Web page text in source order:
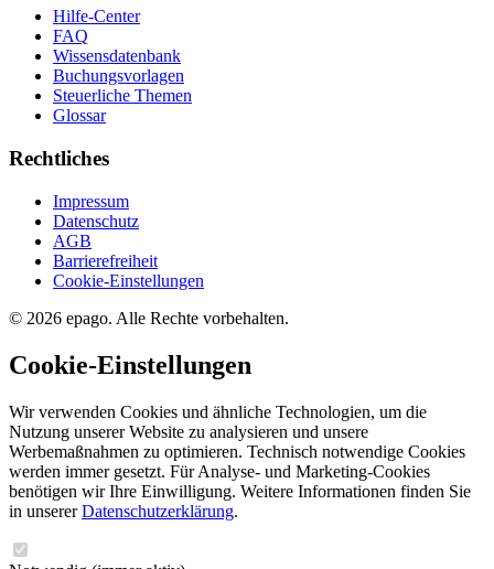
Hilfe-Center
FAQ
Wissensdatenbank
Buchungsvorlagen
Steuerliche Themen
Glossar
Rechtliches
Impressum
Datenschutz
AGB
Barrierefreiheit
Cookie-Einstellungen
© 2026 epago. Alle Rechte vorbehalten.
Cookie-Einstellungen
Wir verwenden Cookies und ähnliche Technologien, um die
Nutzung unserer Website zu analysieren und unsere
Werbemaßnahmen zu optimieren. Technisch notwendige Cookies
werden immer gesetzt. Für Analyse- und Marketing-Cookies
benötigen wir Ihre Einwilligung. Weitere Informationen finden Sie
in unsererDatenschutzerklärung.